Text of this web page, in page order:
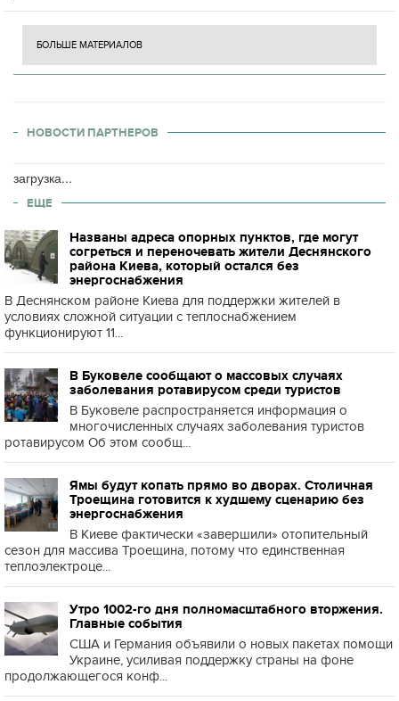
БОЛЬШЕ МАТЕРИАЛОВ
НОВОСТИ ПАРТНЕРОВ
загрузка...
ЕЩЕ
Названы адреса опорных пунктов, где могут
согреться и переночевать жители Деснянского
района Киева, который остался без
энергоснабжения
В Деснянском районе Киева для поддержки жителей в
условиях сложной ситуации с теплоснабжением
функционируют 11...
В Буковеле сообщают о массовых случаях
заболевания ротавирусом среди туристов
В Буковеле распространяется информация о
многочисленных случаях заболевания туристов
ротавирусом Об этом сообщ...
Ямы будут копать прямо во дворах. Столичная
Троещина готовится к худшему сценарию без
энергоснабжения
В Киеве фактически «завершили» отопительный
сезон для массива Троещина, потому что единственная
теплоэлектроце...
Утро 1002-го дня полномасштабного вторжения.
Главные события
США и Германия объявили о новых пакетах помощи
Украине, усиливая поддержку страны на фоне
продолжающегося конф...